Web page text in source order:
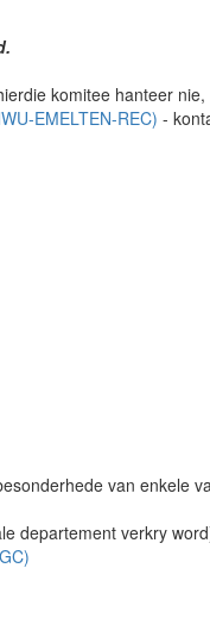
komitee hanteer
EMELTEN-REC) -
van enkele
departement verkry